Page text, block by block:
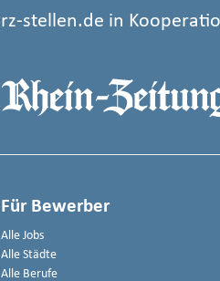
rz-stellen.de in
Für Bewerber
Alle Jobs
Alle Städte
Alle Berufe